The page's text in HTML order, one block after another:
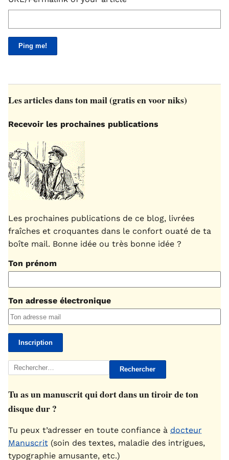
Les articles dans ton mail (gratis en voor niks)
Recevoir les prochaines publications
Les prochaines publications de ce blog, livrées
fraîches et croquantes dans le confort ouaté de ta
boîte mail. Bonne idée ou très bonne idée ?
Ton prénom
Ton adresse électronique
Rechercher :
Tu as un manuscrit qui dort dans un tiroir de ton
disque dur ?
Tu peux t’adresser en toute confiance à docteur
Manuscrit (soin des textes, maladie des intrigues,
typographie amusante, etc.)